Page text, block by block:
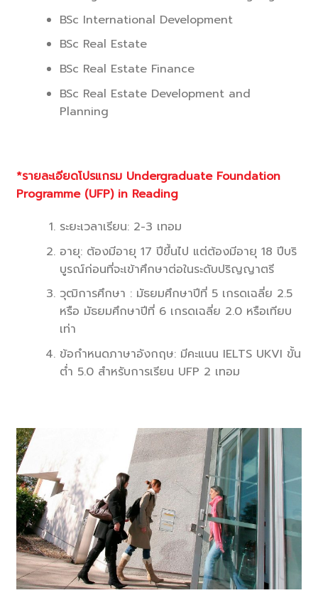
BSc International Development
BSc Real Estate
BSc Real Estate Finance
BSc Real Estate Development and
Planning
*รายละเอียดโปรแกรม Undergraduate Foundation
Programme (UFP) in Reading
ระยะเวลาเรียน: 2-3 เทอม
อายุ: ต้องมีอายุ 17 ปีขึ้นไป แต่ต้องมีอายุ 18 ปีบริ
บูรณ์ก่อนที่จะเข้าศึกษาต่อในระดับปริญญาตรี
วุฒิการศึกษา : มัธยมศึกษาปีที่ 5 เกรดเฉลี่ย 2.5
หรือ มัธยมศึกษาปีที่ 6 เกรดเฉลี่ย 2.0 หรือเทียบ
เท่า
ข้อกำหนดภาษาอังกฤษ: มีคะแนน IELTS UKVI ขั้น
ต่ำ 5.0 สำหรับการเรียน UFP 2 เทอม